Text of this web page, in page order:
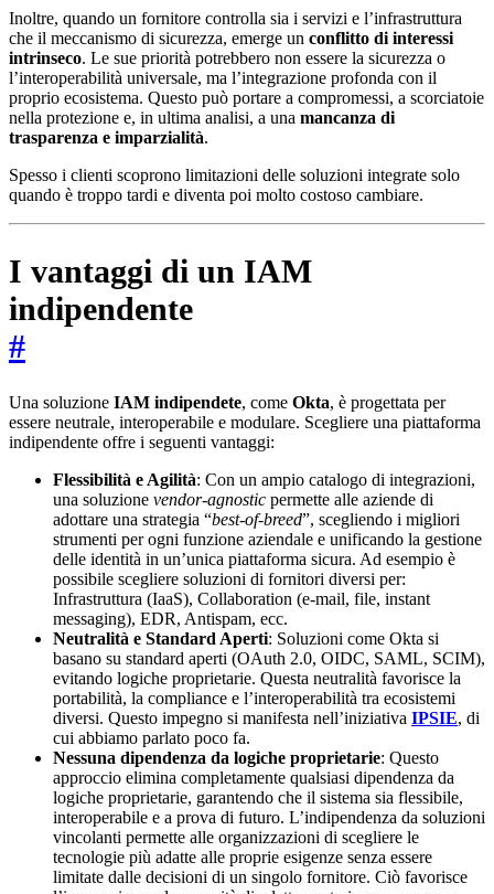
Inoltre, quando un fornitore controlla sia i servizi e l’infrastruttura
che il meccanismo di sicurezza, emerge un conflitto di interessi
intrinseco. Le sue priorità potrebbero non essere la sicurezza o
l’interoperabilità universale, ma l’integrazione profonda con il
proprio ecosistema. Questo può portare a compromessi, a scorciatoie
nella protezione e, in ultima analisi, a una mancanza di
trasparenza e imparzialità.
Spesso i clienti scoprono limitazioni delle soluzioni integrate solo
quando è troppo tardi e diventa poi molto costoso cambiare.
I vantaggi di un IAM
indipendente
#
Una soluzione IAM indipendete, come Okta, è progettata per
essere neutrale, interoperabile e modulare. Scegliere una piattaforma
indipendente offre i seguenti vantaggi:
Flessibilità e Agilità: Con un ampio catalogo di integrazioni,
una soluzione vendor-agnostic permette alle aziende di
adottare una strategia “best-of-breed”, scegliendo i migliori
strumenti per ogni funzione aziendale e unificando la gestione
delle identità in un’unica piattaforma sicura. Ad esempio è
possibile scegliere soluzioni di fornitori diversi per:
Infrastruttura (IaaS), Collaboration (e-mail, file, instant
messaging), EDR, Antispam, ecc.
Neutralità e Standard Aperti: Soluzioni come Okta si
basano su standard aperti (OAuth 2.0, OIDC, SAML, SCIM),
evitando logiche proprietarie. Questa neutralità favorisce la
portabilità, la compliance e l’interoperabilità tra ecosistemi
diversi. Questo impegno si manifesta nell’iniziativa IPSIE, di
cui abbiamo parlato poco fa.
Nessuna dipendenza da logiche proprietarie: Questo
approccio elimina completamente qualsiasi dipendenza da
logiche proprietarie, garantendo che il sistema sia flessibile,
interoperabile e a prova di futuro. L’indipendenza da soluzioni
vincolanti permette alle organizzazioni di scegliere le
tecnologie più adatte alle proprie esigenze senza essere
limitate dalle decisioni di un singolo fornitore. Ciò favorisce